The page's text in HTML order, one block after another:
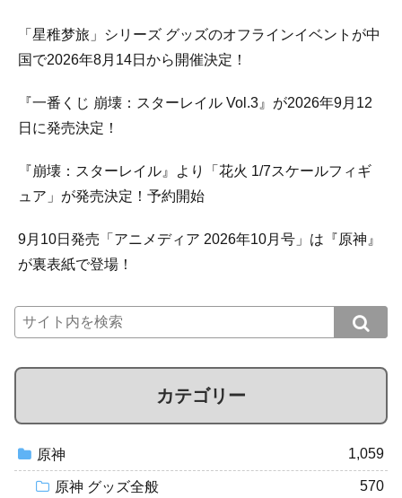
「星稚梦旅」シリーズ グッズのオフラインイベントが中
国で2026年8月14日から開催決定！
『一番くじ 崩壊：スターレイル Vol.3』が2026年9月12
日に発売決定！
『崩壊：スターレイル』より「花火 1/7スケールフィギ
ュア」が発売決定！予約開始
9月10日発売「アニメディア 2026年10月号」は『原神』
が裏表紙で登場！
カテゴリー
原神 1,059
原神 グッズ全般 570